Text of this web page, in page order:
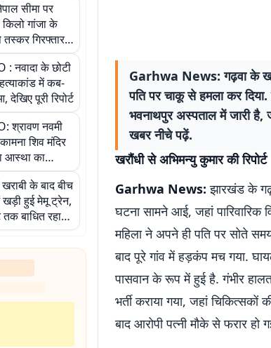
सीमा पर
गांजा के
तस्कर गिरफ्तार,
की बाइक
: नवादा के छोटी
में कब-
देखिए पूरी रिपोर्ट
श्रावण नवमी
शिव मंदिर
आस्था का
हर महादेव के
गूंजा परिसर
के बाद बीच
खड़ी हुई मेमू ट्रेन,
बाधित रहा
Garhwa News: गढ़वा के
पति पर चाकू से हमला कर
भवनाथपुर अस्पताल में जारी है,
खबर नीचे पढ़ें.
खरौंधी से अभिमन्यु कुमार की रिपोर्ट
Garhwa News:झारखंड के
घटना सामने आई, जहां पारिवारिक
महिला ने अपने ही पति पर सोते
बाद पूरे गांव में हड़कंप मच गया.
पासवान के रूप में हुई है. गंभीर
भर्ती कराया गया, जहां
बाद आरोपी पत्नी मौके से फरार हो